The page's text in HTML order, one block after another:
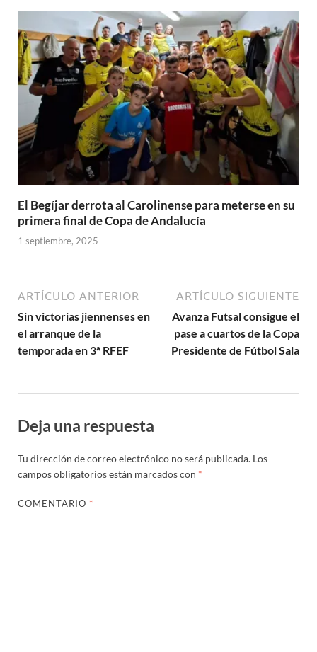
El Begíjar derrota al Carolinense para meterse en su
primera final de Copa de Andalucía
1 septiembre, 2025
ARTÍCULO ANTERIOR
Sin victorias jiennenses en
el arranque de la
temporada en 3ª RFEF
ARTÍCULO SIGUIENTE
Avanza Futsal consigue el
pase a cuartos de la Copa
Presidente de Fútbol Sala
Deja una respuesta
Tu dirección de correo electrónico no será publicada. Los
campos obligatorios están marcados con *
COMENTARIO *